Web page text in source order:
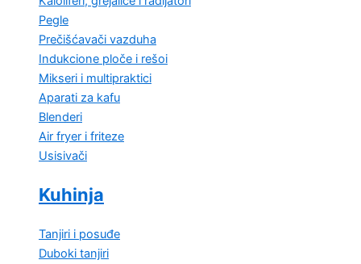
Pegle
Prečišćavači vazduha
Indukcione ploče i rešoi
Mikseri i multipraktici
Aparati za kafu
Blenderi
Air fryer i friteze
Usisivači
Kuhinja
Tanjiri i posuđe
Duboki tanjiri